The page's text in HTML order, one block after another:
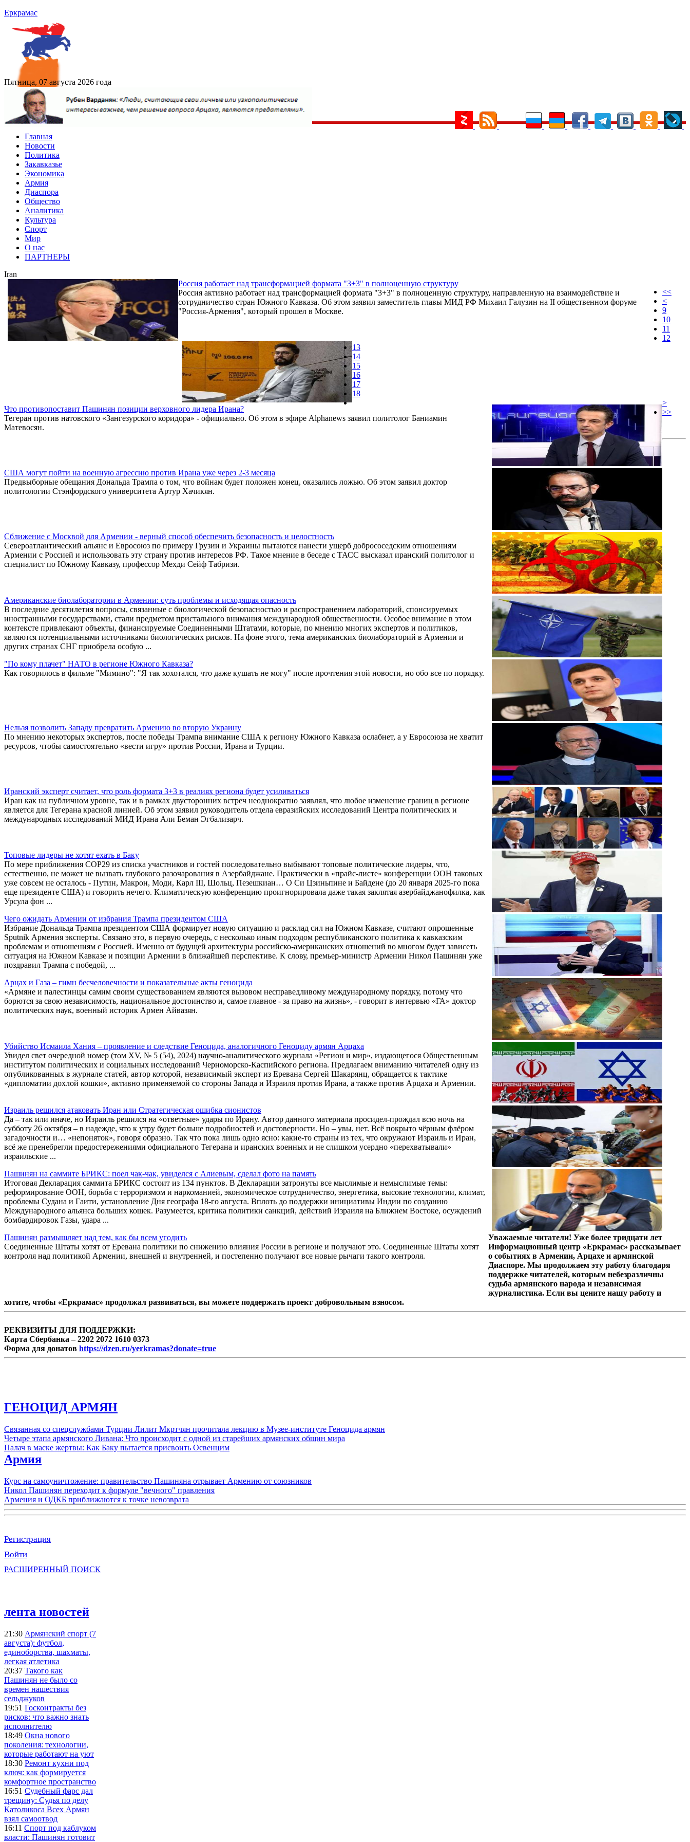
Еркрамас
Пятница, 07 августа 2026 года
Главная
Новости
Политика
Закавказье
Экономика
Армия
Диаспора
Общество
Аналитика
Культура
Спорт
Мир
О нас
ПАРТНЕРЫ
Iran
Россия работает над трансформацией формата "3+3" в полноценную структуру
Россия активно работает над трансформацией формата "3+3" в полноценную структуру, направленную на взаимодействие и
сотрудничество стран Южного Кавказа. Об этом заявил заместитель главы МИД РФ Михаил Галузин на II общественном форуме
"Россия-Армения", который прошел в Москве.
Что противопоставит Пашинян позиции верховного лидера Ирана?
Тегеран против натовского «Зангезурского коридора» - официально. Об этом в эфире Alphanews заявил политолог Баниамин
Матевосян.
США могут пойти на военную агрессию против Ирана уже через 2-3 месяца
Предвыборные обещания Дональда Трампа о том, что войнам будет положен конец, оказались ложью. Об этом заявил доктор
политологии Стэнфордского университета Артур Хачикян.
Сближение с Москвой для Армении - верный способ обеспечить безопасность и целостность
Североатлантический альянс и Евросоюз по примеру Грузии и Украины пытаются нанести ущерб добрососедским отношениям
Армении с Россией и использовать эту страну против интересов РФ. Такое мнение в беседе с ТАСС высказал иранский политолог и
специалист по Южному Кавказу, профессор Мехди Сейф Табризи.
Американские биолаборатории в Армении: суть проблемы и исходящая опасность
В последние десятилетия вопросы, связанные с биологической безопасностью и распространением лабораторий, спонсируемых
иностранными государствами, стали предметом пристального внимания международной общественности. Особое внимание в этом
контексте привлекают объекты, финансируемые Соединенными Штатами, которые, по мнению многих экспертов и политиков,
являются потенциальными источниками биологических рисков. На фоне этого, тема американских биолабораторий в Армении и
других странах СНГ приобрела особую ...
"По кому плачет" НАТО в регионе Южного Кавказа?
Как говорилось в фильме "Мимино": "Я так хохотался, что даже кушать не могу" после прочтения этой новости, но обо все по порядку.
Нельзя позволить Западу превратить Армению во вторую Украину
По мнению некоторых экспертов, после победы Трампа внимание США к региону Южного Кавказа ослабнет, а у Евросоюза не хватит
ресурсов, чтобы самостоятельно «вести игру» против России, Ирана и Турции.
Иранский эксперт считает, что роль формата 3+3 в реалиях региона будет усиливаться
Иран как на публичном уровне, так и в рамках двусторонних встреч неоднократно заявлял, что любое изменение границ в регионе
является для Тегерана красной линией. Об этом заявил руководитель отдела евразийских исследований Центра политических и
международных исследований МИД Ирана Али Беман Эгбализарч.
Топовые лидеры не хотят ехать в Баку
По мере приближения COP29 из списка участников и гостей последовательно выбывают топовые политические лидеры, что,
естественно, не может не вызвать глубокого разочарования в Азербайджане. Практически в «прайс-листе» конференции ООН таковых
уже совсем не осталось - Путин, Макрон, Моди, Карл III, Шольц, Пезешкиан… О Си Цзиньпине и Байдене (до 20 января 2025-го пока
еще президенте США) и говорить нечего. Климатическую конференцию проигнорировала даже такая заклятая азербайджанофилка, как
Урсула фон ...
Чего ожидать Армении от избрания Трампа президентом США
Избрание Дональда Трампа президентом США формирует новую ситуацию и расклад сил на Южном Кавказе, считают опрошенные
Sputnik Армения эксперты. Связано это, в первую очередь, с несколько иным подходом республиканского политика к кавказским
проблемам и отношениям с Россией. Именно от будущей архитектуры российско-американских отношений во многом будет зависеть
ситуация на Южном Кавказе и позиции Армении в ближайшей перспективе. К слову, премьер-министр Армении Никол Пашинян уже
поздравил Трампа с победой, ...
Арцах и Газа – гимн бесчеловечности и показательные акты геноцида
«Армяне и палестинцы самим своим существованием являются вызовом несправедливому международному порядку, потому что
борются за свою независимость, национальное достоинство и, самое главное - за право на жизнь», - говорит в интервью «ГА» доктор
политических наук, военный историк Армен Айвазян.
Убийство Исмаила Хания – проявление и следствие Геноцида, аналогичного Геноциду армян Арцаха
Увидел свет очередной номер (том XV, № 5 (54), 2024) научно-аналитического журнала «Регион и мир», издающегося Общественным
институтом политических и социальных исследований Черноморско-Каспийского региона. Предлагаем вниманию читателей одну из
опубликованных в журнале статей, автор которой, независимый эксперт из Еревана Сергей Шакарянц, обращается к тактике
«дипломатии дохлой кошки», активно применяемой со стороны Запада и Израиля против Ирана, а также против Арцаха и Армении.
Израиль решился атаковать Иран или Стратегическая ошибка сионистов
Да – так или иначе, но Израиль решился на «ответные» удары по Ирану. Автор данного материала просидел-прождал всю ночь на
субботу 26 октября – в надежде, что к утру будет больше подробностей и достоверности. Но – увы, нет. Всё покрыто чёрным флёром
загадочности и… «непоняток», говоря образно. Так что пока лишь одно ясно: какие-то страны из тех, что окружают Израиль и Иран,
всё же пренебрегли предостережениями официального Тегерана и иранских военных и не слишком усердно «перехватывали»
израильские ...
Пашинян на саммите БРИКС: поел чак-чак, увиделся с Алиевым, сделал фото на память
Итоговая Декларация саммита БРИКС состоит из 134 пунктов. В Декларации затронуты все мыслимые и немыслимые темы:
реформирование ООН, борьба с терроризмом и наркоманией, экономическое сотрудничество, энергетика, высокие технологии, климат,
проблемы Судана и Гаити, установление Дня географа 18-го августа. Вплоть до поддержки инициативы Индии по созданию
Международного альянса больших кошек. Разумеется, критика политики санкций, действий Израиля на Ближнем Востоке, осуждений
бомбардировок Газы, удара ...
Пашинян размышляет над тем, как бы всем угодить
Соединенные Штаты хотят от Еревана политики по снижению влияния России в регионе и получают это. Соединенные Штаты хотят
контроля над политикой Армении, внешней и внутренней, и постепенно получают все новые рычаги такого контроля.
<<
<
9
10
11
12
13
14
15
16
17
18
>
>>
Уважаемые читатели! Уже более тридцати лет
Информационный центр «Еркрамас» рассказывает
о событиях в Армении, Арцахе и армянской
Диаспоре. Мы продолжаем эту работу благодаря
поддержке читателей, которым небезразличны
судьба армянского народа и независимая
журналистика. Если вы цените нашу работу и
хотите, чтобы «Еркрамас» продолжал развиваться, вы можете поддержать проект добровольным взносом.
РЕКВИЗИТЫ ДЛЯ ПОДДЕРЖКИ:
Карта Сбербанка – 2202 2072 1610 0373
Форма для донатов https://dzen.ru/yerkramas?donate=true
ГЕНОЦИД АРМЯН
Связанная со спецслужбами Турции Лилит Мкртчян прочитала лекцию в Музее-институте Геноцида армян
Четыре этапа армянского Ливана: Что происходит с одной из старейших армянских общин мира
Палач в маске жертвы: Как Баку пытается присвоить Освенцим
Армия
Курс на самоуничтожение: правительство Пашиняна отрывает Армению от союзников
Никол Пашинян переходит к формуле "вечного" правления
Армения и ОДКБ приближаются к точке невозврата
Регистрация
Войти
РАСШИРЕННЫЙ ПОИСК
лента новостей
21:30 Армянский спорт (7
августа): футбол,
единоборства, шахматы,
легкая атлетика
20:37 Такого как
Пашинян не было со
времен нашествия
сельджуков
19:51 Госконтракты без
рисков: что важно знать
исполнителю
18:49 Окна нового
поколения: технологии,
которые работают на уют
18:30 Ремонт кухни под
ключ: как формируется
комфортное пространство
16:51 Судебный фарс дал
трещину: Судья по делу
Католикоса Всех Армян
взял самоотвод
16:11 Спорт под каблуком
власти: Пашинян готовит